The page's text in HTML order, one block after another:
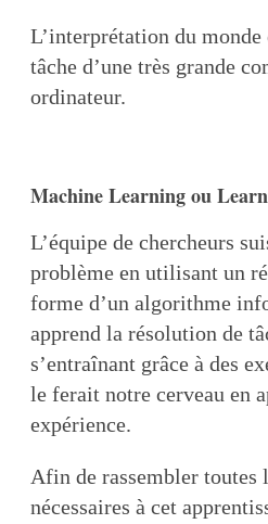
L’interprétation du
tâche d’une très grande
ordinateur.
Machine Learning ou
L’équipe de chercheurs
problème en utilisant un
forme d’un algorithme
apprend la résolution de
s’entraînant grâce à des
le ferait notre cerveau en
expérience.
Afin de rassembler toutes
nécessaires à cet